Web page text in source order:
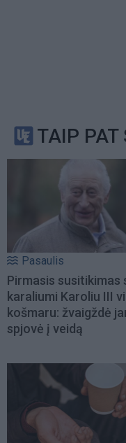
TAIP PAT
Pasaulis
Pirmasis susitikimas
karaliumi Karoliu III
košmaru: žvaigždė
spjovė į veidą